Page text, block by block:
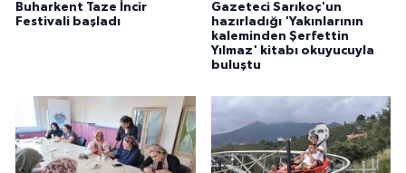
Buharkent Taze İncir
Festivali başladı
Gazeteci Sarıkoç'un
hazırladığı 'Yakınlarının
kaleminden Şerfettin
Yılmaz' kitabı okuyucuyla
buluştu